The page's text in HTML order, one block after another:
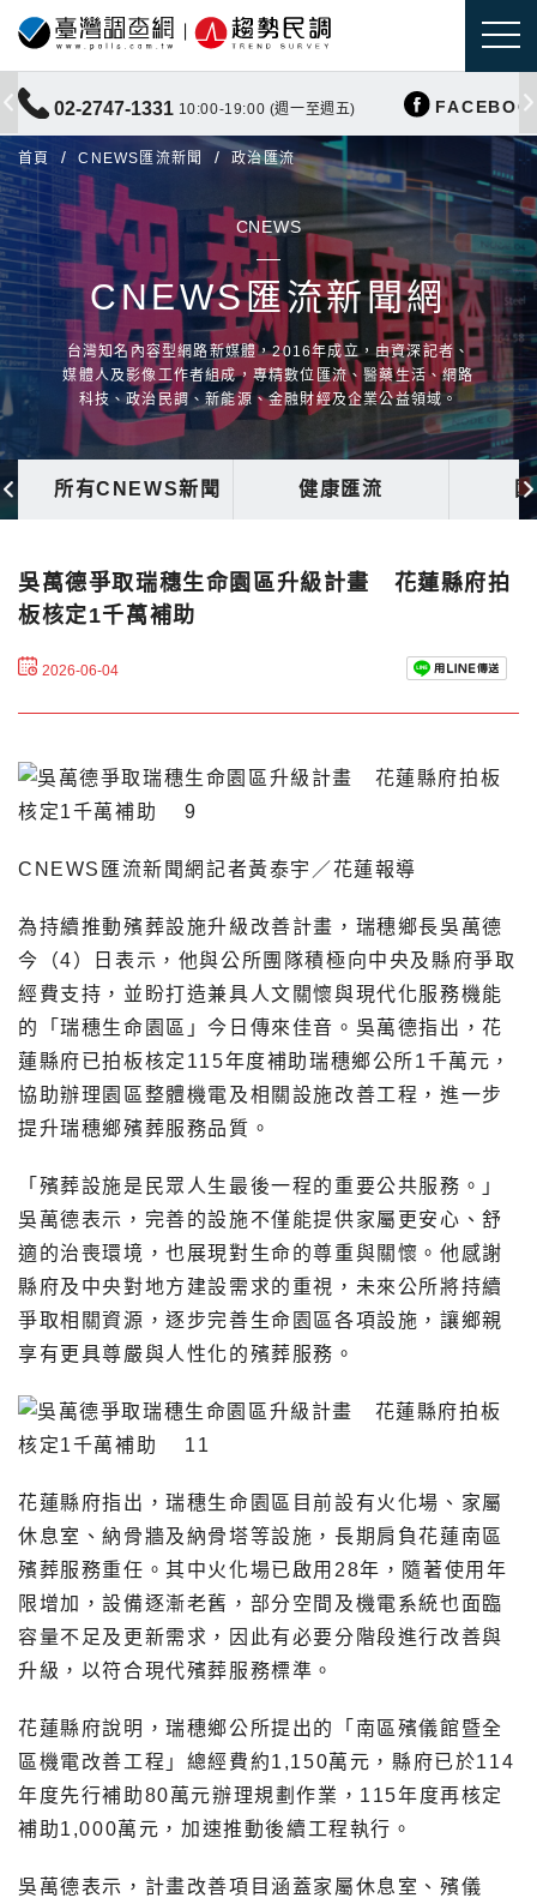
02-2747-1331 10:00-19:00 (週一至週五)
首頁 CNEWS匯流新聞 政治匯流
CNEWS
CNEWS匯流新聞網
台灣知名內容型網路新媒體，2016年成立，由資深記者、
媒體人及影像工作者組成，專精數位匯流、醫藥生活、網路
科技、政治民調、新能源、金融財經及企業公益領域。
所有CNEWS新聞 健康匯流
吳萬德爭取瑞穗生命園區升級計畫 花蓮縣府拍
板核定1千萬補助
2026-06-04
CNEWS匯流新聞網記者黃泰宇／花蓮報導
為持續推動殯葬設施升級改善計畫，瑞穗鄉長吳萬德
今（4）日表示，他與公所團隊積極向中央及縣府爭取
經費支持，並盼打造兼具人文關懷與現代化服務機能
的「瑞穗生命園區」今日傳來佳音。吳萬德指出，花
蓮縣府已拍板核定115年度補助瑞穗鄉公所1千萬元，
協助辦理園區整體機電及相關設施改善工程，進一步
提升瑞穗鄉殯葬服務品質。
「殯葬設施是民眾人生最後一程的重要公共服務。」
吳萬德表示，完善的設施不僅能提供家屬更安心、舒
適的治喪環境，也展現對生命的尊重與關懷。他感謝
縣府及中央對地方建設需求的重視，未來公所將持續
爭取相關資源，逐步完善生命園區各項設施，讓鄉親
享有更具尊嚴與人性化的殯葬服務。
花蓮縣府指出，瑞穗生命園區目前設有火化場、家屬
休息室、納骨牆及納骨塔等設施，長期肩負花蓮南區
殯葬服務重任。其中火化場已啟用28年，隨著使用年
限增加，設備逐漸老舊，部分空間及機電系統也面臨
容量不足及更新需求，因此有必要分階段進行改善與
升級，以符合現代殯葬服務標準。
花蓮縣府說明，瑞穗鄉公所提出的「南區殯儀館暨全
區機電改善工程」總經費約1,150萬元，縣府已於114
年度先行補助80萬元辦理規劃作業，115年度再核定
補助1,000萬元，加速推動後續工程執行。
吳萬德表示，計畫改善項目涵蓋家屬休息室、殯儀